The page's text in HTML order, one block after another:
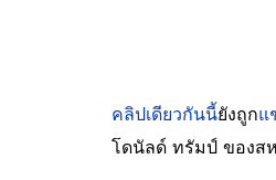
คลิปเดียวกันนี้ยังถูกแ
โดนัลด์ ทรัมป์ ของส